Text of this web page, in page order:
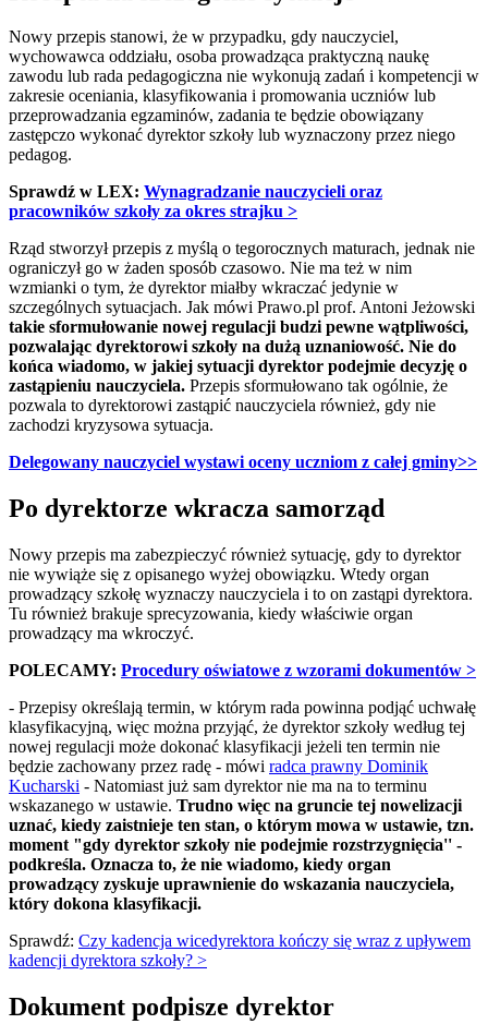
Nowy przepis stanowi, że w przypadku, gdy nauczyciel,
wychowawca oddziału, osoba prowadząca praktyczną naukę
zawodu lub rada pedagogiczna nie wykonują zadań i kompetencji w
zakresie oceniania, klasyfikowania i promowania uczniów lub
przeprowadzania egzaminów, zadania te będzie obowiązany
zastępczo wykonać dyrektor szkoły lub wyznaczony przez niego
pedagog.
Sprawdź w LEX: Wynagradzanie nauczycieli oraz
pracowników szkoły za okres strajku >
Rząd stworzył przepis z myślą o tegorocznych maturach, jednak nie
ograniczył go w żaden sposób czasowo. Nie ma też w nim
wzmianki o tym, że dyrektor miałby wkraczać jedynie w
szczególnych sytuacjach. Jak mówi Prawo.pl prof. Antoni Jeżowski
takie sformułowanie nowej regulacji budzi pewne wątpliwości,
pozwalając dyrektorowi szkoły na dużą uznaniowość. Nie do
końca wiadomo, w jakiej sytuacji dyrektor podejmie decyzję o
zastąpieniu nauczyciela. Przepis sformułowano tak ogólnie, że
pozwala to dyrektorowi zastąpić nauczyciela również, gdy nie
zachodzi kryzysowa sytuacja.
Delegowany nauczyciel wystawi oceny uczniom z całej gminy>>
Po dyrektorze wkracza samorząd
Nowy przepis ma zabezpieczyć również sytuację, gdy to dyrektor
nie wywiąże się z opisanego wyżej obowiązku. Wtedy organ
prowadzący szkołę wyznaczy nauczyciela i to on zastąpi dyrektora.
Tu również brakuje sprecyzowania, kiedy właściwie organ
prowadzący ma wkroczyć.
POLECAMY: Procedury oświatowe z wzorami dokumentów >
- Przepisy określają termin, w którym rada powinna podjąć uchwałę
klasyfikacyjną, więc można przyjąć, że dyrektor szkoły według tej
nowej regulacji może dokonać klasyfikacji jeżeli ten termin nie
będzie zachowany przez radę - mówi radca prawny Dominik
Kucharski - Natomiast już sam dyrektor nie ma na to terminu
wskazanego w ustawie. Trudno więc na gruncie tej nowelizacji
uznać, kiedy zaistnieje ten stan, o którym mowa w ustawie, tzn.
moment "gdy dyrektor szkoły nie podejmie rozstrzygnięcia'' -
podkreśla. Oznacza to, że nie wiadomo, kiedy organ
prowadzący zyskuje uprawnienie do wskazania nauczyciela,
który dokona klasyfikacji.
Sprawdź: Czy kadencja wicedyrektora kończy się wraz z upływem
kadencji dyrektora szkoły? >
Dokument podpisze dyrektor